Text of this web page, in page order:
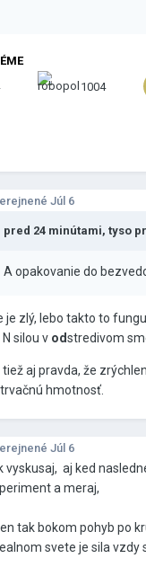
1004
Júl 6
pred 24 minútami, tyso
A opakovanie do
je zlý, lebo takto to
silou v odstredivom
tiež aj pravda, že
hmotnosť.
Júl 6
vyskusaj, aj ked
a meraj,
tak bokom pohyb po
svete je sila vzdy